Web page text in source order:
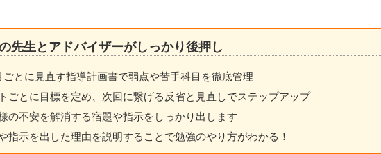
先生とアドバイザーがしっかり後押し
ごとに見直す指導計画書で弱点や苦手科目を徹底管理
ごとに目標を定め、次回に繋げる反省と見直しでステップアップ
の不安を解消する宿題や指示をしっかり出します
指示を出した理由を説明することで勉強のやり方がわかる！